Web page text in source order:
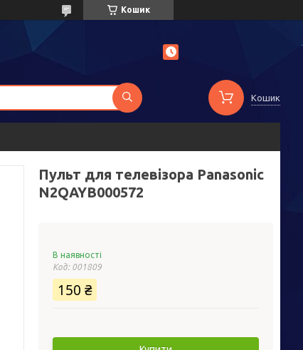
Кошик
Кошик
Пульт для телевізора Panasonic
N2QAYB000572
В наявності
Код: 001809
150 ₴